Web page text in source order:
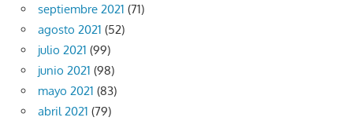
septiembre 2021 (71)
agosto 2021 (52)
julio 2021 (99)
junio 2021 (98)
mayo 2021 (83)
abril 2021 (79)